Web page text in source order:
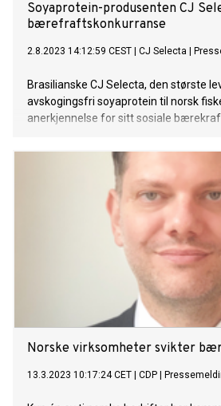
Soyaprotein-produsenten CJ
bærefraftskonkurranse
2.8.2023 14:12:59 CEST CJ Selecta
Brasilianske CJ Selecta, den største
avskogingsfri soyaprotein til norsk
anerkjennelse for sitt sosiale
Norske virksomheter svikter
13.3.2023 10:17:24 CET CDP